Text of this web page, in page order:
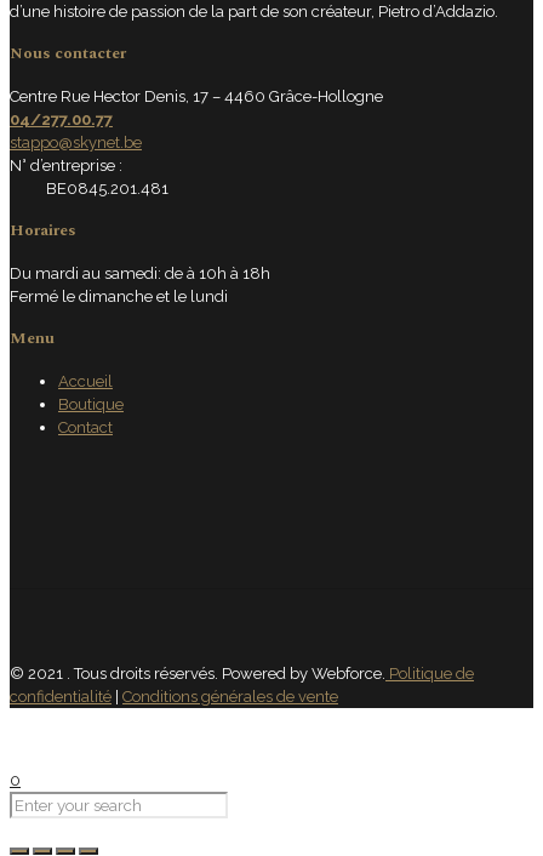
d’une histoire de passion de la part de son créateur, Pietro d’Addazio.
Nous contacter
Centre Rue Hector Denis, 17 – 4460 Grâce-Hollogne
04/277.00.77
stappo@skynet.be
N° d’entreprise :
BE0845.201.481
Horaires
Du mardi au samedi: de à 10h à 18h
Fermé le dimanche et le lundi
Menu
Accueil
Boutique
Contact
© 2021 . Tous droits réservés. Powered by Webforce. Politique de
confidentialité Conditions générales de vente
0